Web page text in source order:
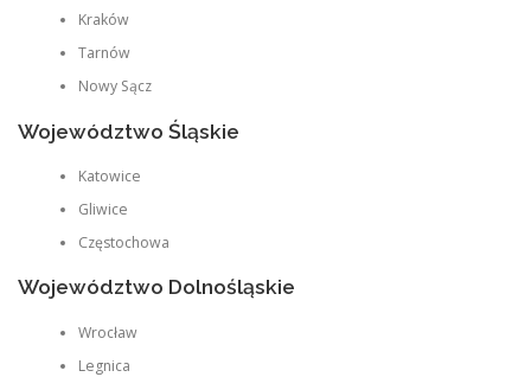
Kraków
Tarnów
Nowy Sącz
Województwo Śląskie
Katowice
Gliwice
Częstochowa
Województwo Dolnośląskie
Wrocław
Legnica